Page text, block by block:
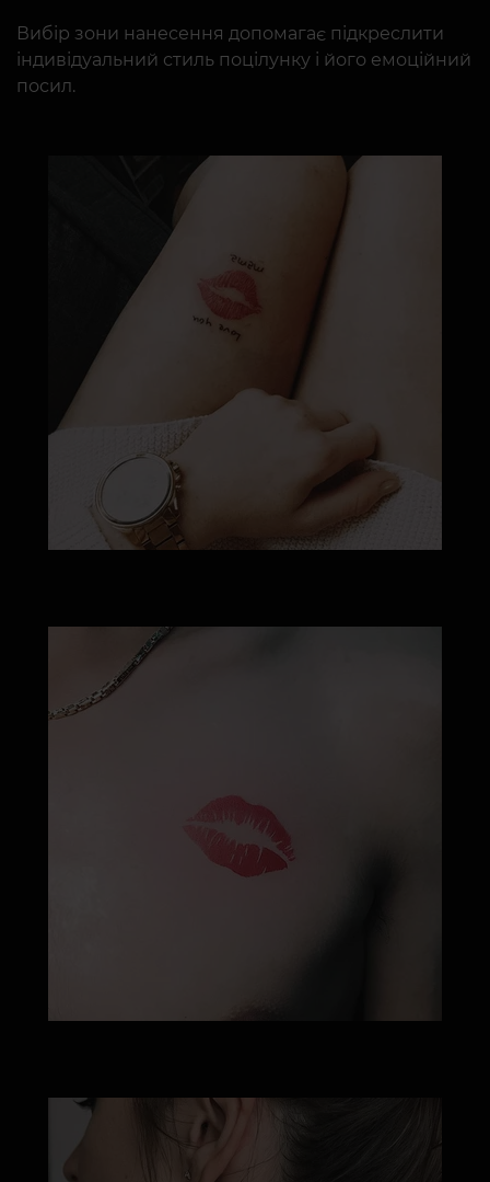
Вибір зони нанесення допомагає підкреслити
індивідуальний стиль поцілунку і його емоційний
посил.